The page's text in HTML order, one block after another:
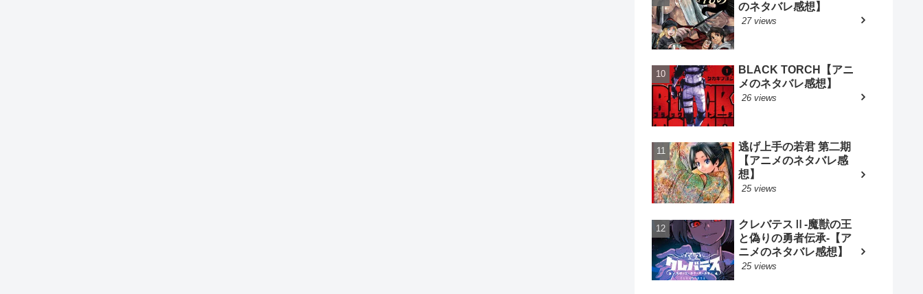
のネタバレ感想】
27 views
BLACK TORCH【アニ
メのネタバレ感想】
26 views
逃げ上手の若君 第二期
【アニメのネタバレ感
想】
25 views
クレバテスⅡ-魔獣の王
と偽りの勇者伝承-【ア
ニメのネタバレ感想】
25 views